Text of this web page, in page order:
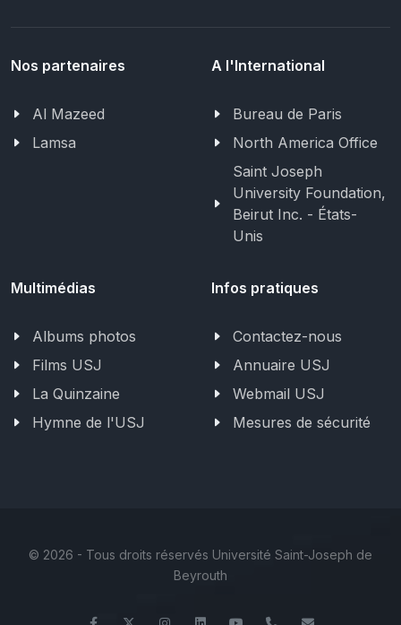
Nos partenaires
Al Mazeed
Lamsa
A l'International
Bureau de Paris
North America Office
Saint Joseph
University Foundation,
Beirut Inc. - États-
Unis
Multimédias
Albums photos
Films USJ
La Quinzaine
Hymne de l'USJ
Infos pratiques
Contactez-nous
Annuaire USJ
Webmail USJ
Mesures de sécurité
© 2026 - Tous droits réservés Université Saint-Joseph de
Beyrouth